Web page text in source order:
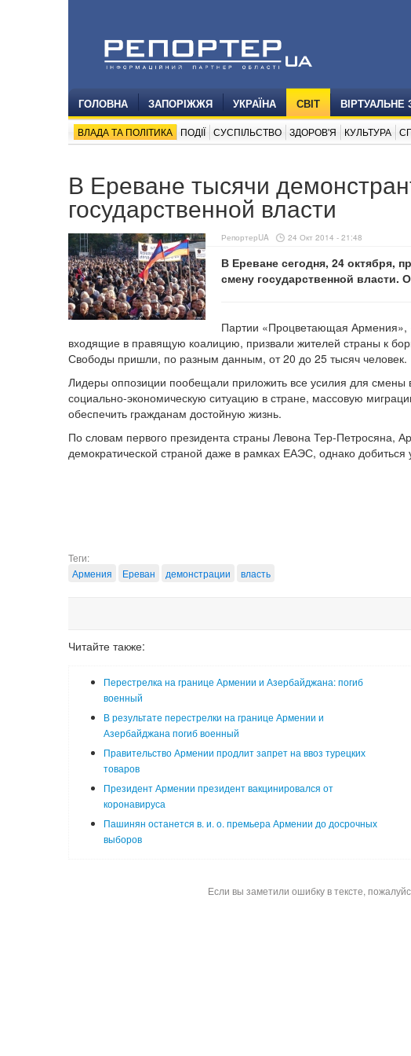
ГОЛОВНА ЗАПОРІЖЖЯ УКРАЇНА СВІТ
ВЛАДА ТА ПОЛІТИКА ПОДІЇ СУСПІЛЬСТВО ЗДОРОВ'Я КУЛЬТУРА
В Ереване тысячи
государственной власти
РепортерUA 24 Окт 2014 - 21:48
В Ереване сегодня, 24 октября,
смену государственной власти.
Партии «Процветающая Армения»,
входящие в правящую коалицию, призвали жителей страны к
Свободы пришли, по разным данным, от 20 до 25 тысяч человек.
Лидеры оппозиции пообещали приложить все усилия для смены
социально-экономическую ситуацию в стране, массовую
обеспечить гражданам достойную жизнь.
По словам первого президента страны Левона Тер-Петросяна,
демократической страной даже в рамках ЕАЭС, однако добиться
Теги:
Армения
Ереван демонстрации власть
Читайте также:
Перестрелка на границе Армении и Азербайджана: погиб
военный
В результате перестрелки на границе Армении и
Азербайджана погиб военный
Правительство Армении продлит запрет на ввоз турецких
товаров
Президент Армении президент вакцинировался от
коронавируса
Пашинян останется в. и. о. премьера Армении до досрочных
выборов
Если вы заметили ошибку в тексте,